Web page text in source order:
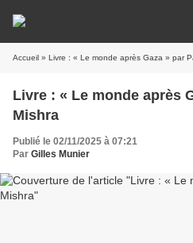
Accueil » Livre : « Le monde après Gaza » par
Livre : « Le monde après
Mishra
Publié le 02/11/2025 à 07:21
Par Gilles Munier